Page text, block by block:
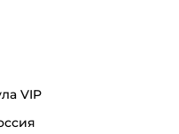
VIP